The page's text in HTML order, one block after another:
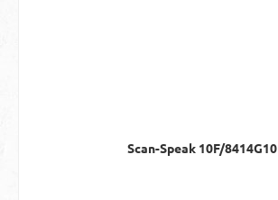
Scan-Speak 10F/8414G10